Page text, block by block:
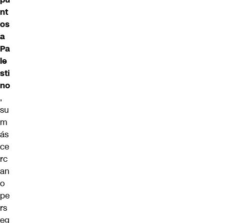
nt
os
a
Pa
le
sti
no
,
su
m
ás
ce
rc
an
o
pe
rs
eg